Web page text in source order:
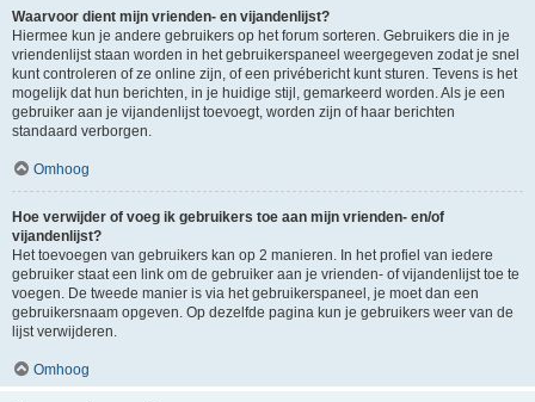
Waarvoor dient mijn vrienden- en vijandenlijst?
Hiermee kun je andere gebruikers op het forum sorteren. Gebruikers die in je
vriendenlijst staan worden in het gebruikerspaneel weergegeven zodat je snel
kunt controleren of ze online zijn, of een privébericht kunt sturen. Tevens is het
mogelijk dat hun berichten, in je huidige stijl, gemarkeerd worden. Als je een
gebruiker aan je vijandenlijst toevoegt, worden zijn of haar berichten
standaard verborgen.
Omhoog
Hoe verwijder of voeg ik gebruikers toe aan mijn vrienden- en/of
vijandenlijst?
Het toevoegen van gebruikers kan op 2 manieren. In het profiel van iedere
gebruiker staat een link om de gebruiker aan je vrienden- of vijandenlijst toe te
voegen. De tweede manier is via het gebruikerspaneel, je moet dan een
gebruikersnaam opgeven. Op dezelfde pagina kun je gebruikers weer van de
lijst verwijderen.
Omhoog